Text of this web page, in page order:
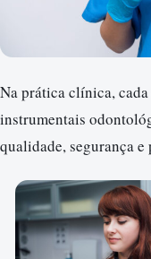
Na prática clínica,
instrumentais
qualidade, segurança